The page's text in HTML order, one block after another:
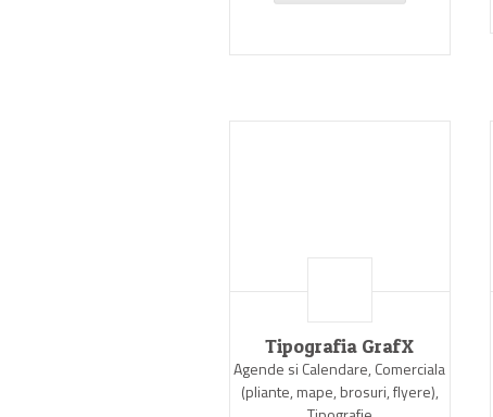
Tipografia GrafX
Agende si Calendare, Comerciala
(pliante, mape, brosuri, flyere),